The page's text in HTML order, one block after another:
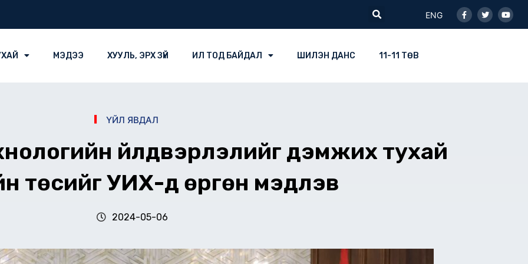
Search
ENG
f
МЭДЭЭ ХУУЛЬ, ЭРХ ЗҮЙ ИЛ ТОД БАЙДАЛ ШИЛЭН ДАНС 11-11 ТӨВ
ҮЙЛ ЯВДАЛ
үйлдвэрлэлийг дэмжих тухай
төсийг УИХ-д өргөн мэдүүлэв
2024-05-06